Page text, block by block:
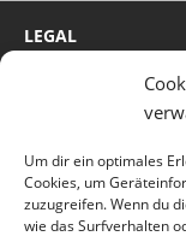
Um dir ein optimales
Cookies, um
zuzugreifen. Wenn du
wie das Surfverhalten
LEGAL
Haftungsausschluss
Datenschutzerklärung